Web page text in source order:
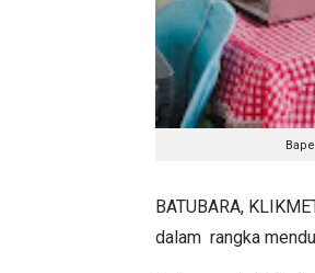
BATUBARA,
dalam rangka